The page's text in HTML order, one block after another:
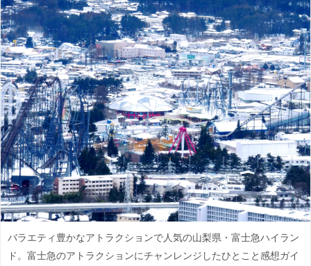
バラエティ豊かなアトラクションで人気の山梨県・富士急ハイラン
ド。富士急のアトラクションにチャンレンジしたひとこと感想ガイ